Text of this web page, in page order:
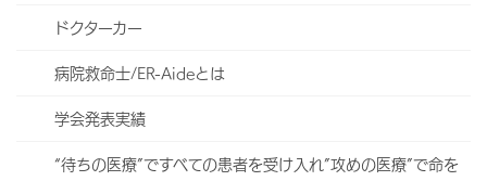
ドクターカー
病院救命士/ER-Aideとは
学会発表実績
“待ちの医療”ですべての患者を受け入れ”攻めの医療”で命を